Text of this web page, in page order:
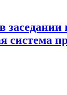
система